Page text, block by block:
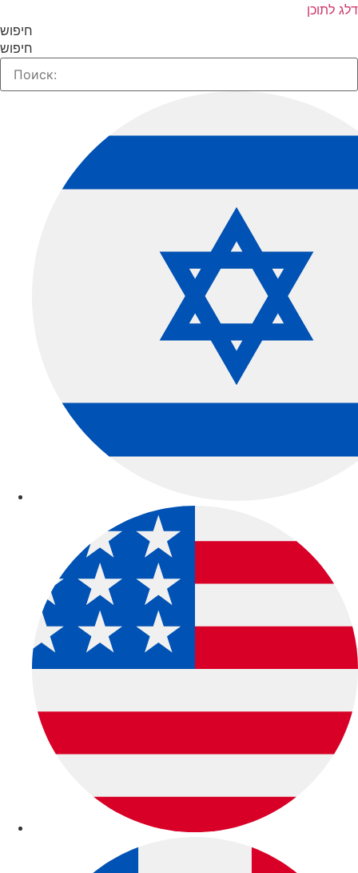
לתוכן
חיפוש
חיפוש